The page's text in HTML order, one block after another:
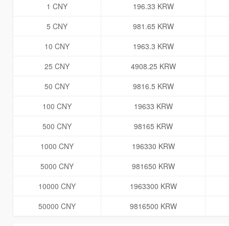
1 CNY
196.33 KRW
5 CNY
981.65 KRW
10 CNY
1963.3 KRW
25 CNY
4908.25 KRW
50 CNY
9816.5 KRW
100 CNY
19633 KRW
500 CNY
98165 KRW
1000 CNY
196330 KRW
5000 CNY
981650 KRW
10000 CNY
1963300 KRW
50000 CNY
9816500 KRW